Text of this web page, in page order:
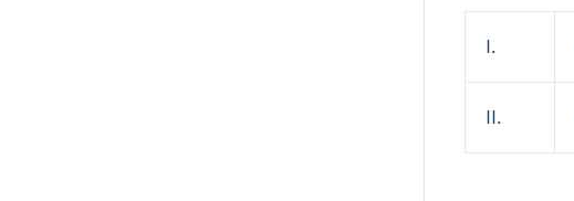
I.
II.